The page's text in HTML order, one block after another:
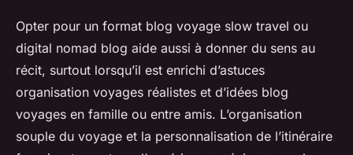
Opter pour un format blog voyage slow travel ou
digital nomad blog aide aussi à donner du sens au
récit, surtout lorsqu’il est enrichi d’astuces
organisation voyages réalistes et d’idées blog
voyages en famille ou entre amis. L’organisation
souple du voyage et la personnalisation de l’itinéraire